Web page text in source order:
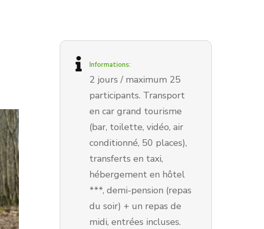
Informations:
2 jours / maximum 25
participants. Transport
en car grand tourisme
(bar, toilette, vidéo, air
conditionné, 50 places),
transferts en taxi,
hébergement en hôtel
***, demi-pension (repas
du soir) + un repas de
midi, entrées incluses.